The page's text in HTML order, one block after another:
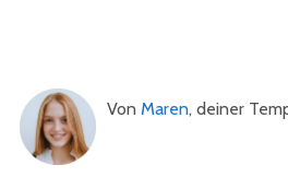
Von Maren, deiner